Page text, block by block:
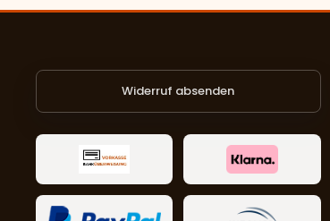
Widerruf absenden